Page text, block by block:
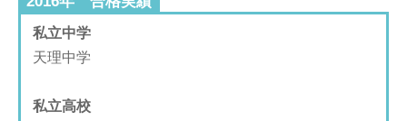
私立中学
天理中学
私立高校
よく頂くご質問